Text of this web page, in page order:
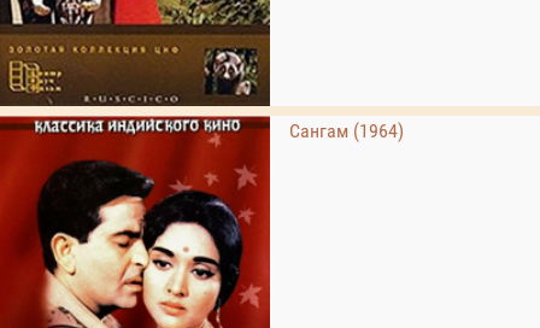
Сангам (1964)